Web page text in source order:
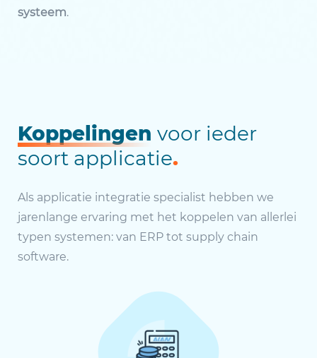
systeem.
Koppelingen voor ieder
soort applicatie.
Als applicatie integratie specialist hebben we
jarenlange ervaring met het koppelen van allerlei
typen systemen: van ERP tot supply chain
software.